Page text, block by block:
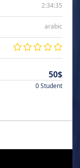
2:34:35
arabic
50$
0 Student